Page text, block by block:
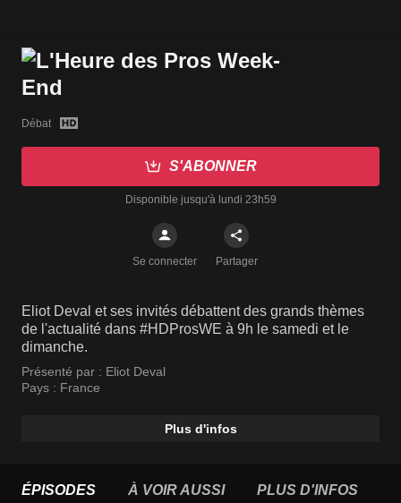
Débat
S'ABONNER
Disponible jusqu'à lundi 23h59
Se connecter Partager
Eliot Deval et ses invités débattent des grands thèmes
de l'actualité dans #HDProsWE à 9h le samedi et le
dimanche.
Présenté par : Eliot Deval
Pays : France
Plus d'infos
ÉPISODES À VOIR AUSSI PLUS D'INFOS